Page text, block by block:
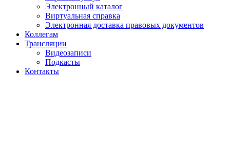
Электронный каталог
Виртуальная справка
Электронная доставка правовых документов
Коллегам
Трансляции
Видеозаписи
Подкасты
Контакты